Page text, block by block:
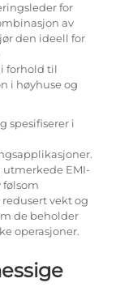
for
av
den ideell for
forhold til
i høyhuse og
spesifiserer i
utmerkede EMI-
vekt og
de beholder
operasjoner.